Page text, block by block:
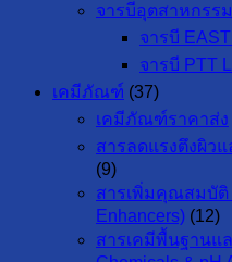
จารบีอุตสาหกรรม
จารบี
จารบี PTT
เคมีภัณฑ์ (37)
เคมีภัณฑ์ราคาส่ง
สารลดแรงตึงผิว
(9)
สารเพิ่มคุณสมบัติ
Enhancers) (12)
สารเคมีพื้นฐานแ